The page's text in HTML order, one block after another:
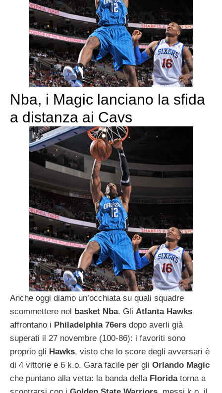
Nba, i Magic lanciano la sfida
a distanza ai Cavs
Anche oggi diamo un’occhiata su quali squadre
scommettere nel
basket Nba. Gli Atlanta Hawks
affrontano i Philadelphia76ers dopo averli già
superati il 27 novembre (100-86): i favoriti sono
proprio gli Hawks, visto che lo score degli avversari è
di 4 vittorie e 6 k.o. Gara facile per gli Orlando Magic
che puntano alla vetta: la banda della Floridatorna a